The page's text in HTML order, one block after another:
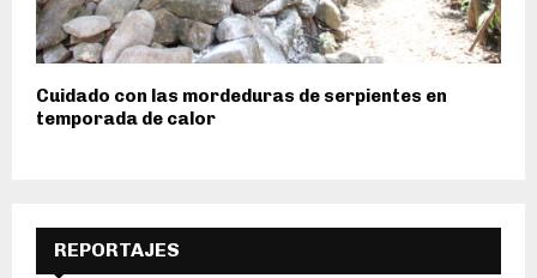
Cuidado con las mordeduras de serpientes en
temporada de calor
REPORTAJES